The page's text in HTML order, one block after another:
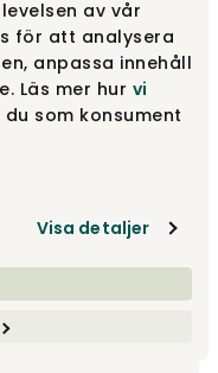
av vår
för att analysera
anpassa innehåll
Läs mer hur vi
som konsument
Visa detaljer